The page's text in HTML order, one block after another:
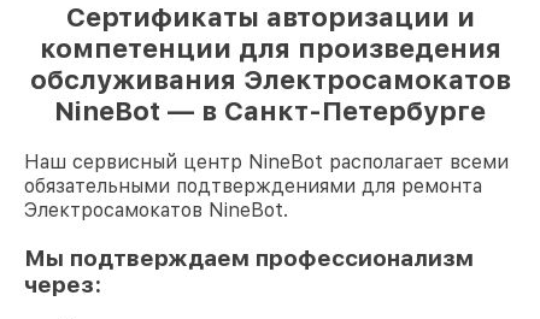
Сертификаты авторизации и
компетенции для произведения
обслуживания Электросамокатов
NineBot — в Санкт-Петербурге
Наш сервисный центр NineBot располагает всеми
обязательными подтверждениями для ремонта
Электросамокатов NineBot.
Мы подтверждаем профессионализм
через: